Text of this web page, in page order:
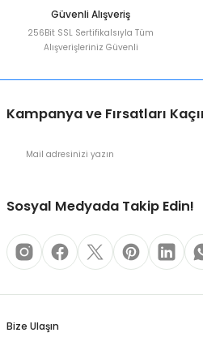
Güvenli Alışveriş
256Bit SSL Sertifikalsıyla Tüm
Alışverişleriniz Güvenli
Kampanya ve Fırsatları
Sosyal Medyada Takip Edin!
Bize Ulaşın